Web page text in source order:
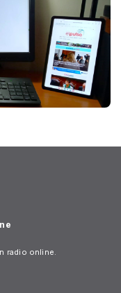
radio online.